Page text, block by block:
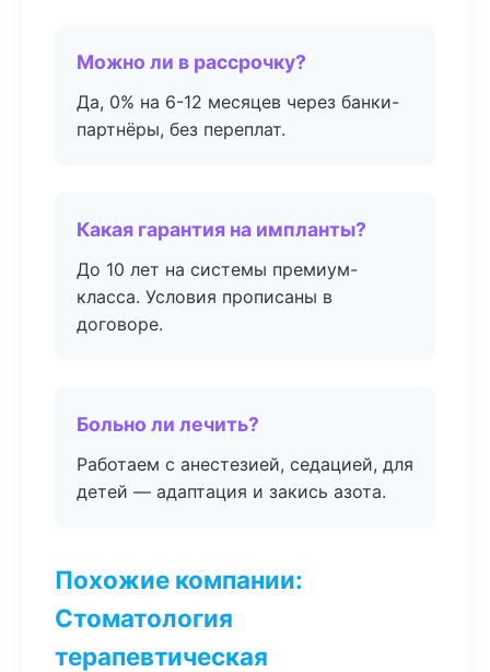
Можно ли в рассрочку?
Да, 0% на 6-12 месяцев через банки-
партнёры, без переплат.
Какая гарантия на импланты?
До 10 лет на системы премиум-
класса. Условия прописаны в
договоре.
Больно ли лечить?
Работаем с анестезией, седацией, для
детей — адаптация и закись азота.
Похожие компании:
Стоматология
терапевтическая